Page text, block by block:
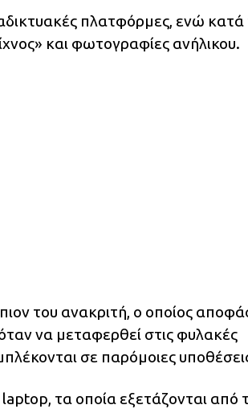
πλατφόρμες, ενώ κατά
και φωτογραφίες ανήλικου.
του ανακριτή, ο οποίος
να μεταφερθεί στις φυλακές
σε παρόμοιες
τα οποία εξετάζονται από